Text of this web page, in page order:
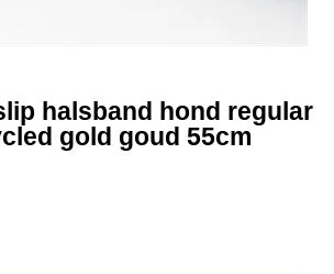
halsband hond regular
gold goud 55cm